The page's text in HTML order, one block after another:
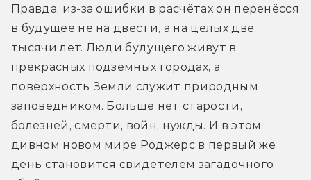
Правда, из-за ошибки в расчётах он перенёсся
в будущее не на двести, а на целых две
тысячи лет. Люди будущего живут в
прекрасных подземных городах, а
поверхность Земли служит природным
заповедником. Больше нет старости,
болезней, смерти, войн, нужды. И в этом
дивном новом мире Роджерс в первый же
день становится свидетелем загадочного